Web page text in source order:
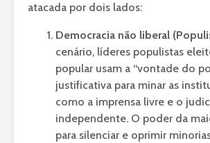
atacada por dois lados:
Democracia não liberal
cenário, líderes populistas
popular usam a “vontade do
justificativa para minar as
como a imprensa livre e o
independente. O poder da
para silenciar e oprimir